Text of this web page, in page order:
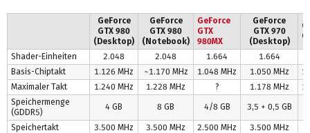
GeForce
GTX 980
(Desktop)
GeForce
GTX 980
(Notebook)
GeForce
GTX
980MX
GeForce
GTX 970
(Desktop)
Shader-Einheiten 2.048 2.048 1.664
1.664
Basis-Chiptakt
1.126 MHz ~1.170 MHz 1.048 MHz 1.050 MHz
Maximaler Takt
1.240 MHz 1.228 MHz ? 1.178 MHz
Speichermenge
(GDDR5)
4 GB 8 GB 4/8 GB 3,5 + 0,5 GB
Speichertakt 3.500 MHz 3.500 MHz 2.500 MHz
3.500 MHz